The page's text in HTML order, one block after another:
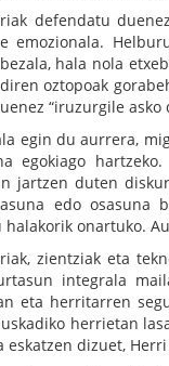
defendatu
emozionala.
hala nola
oztopoak
“iruzurgile
egin du aurrera,
egokiago
jartzen duten
edo osasuna
onartuko.
zientziak eta
integrala
eta herritarren
herrietan
dizuet,